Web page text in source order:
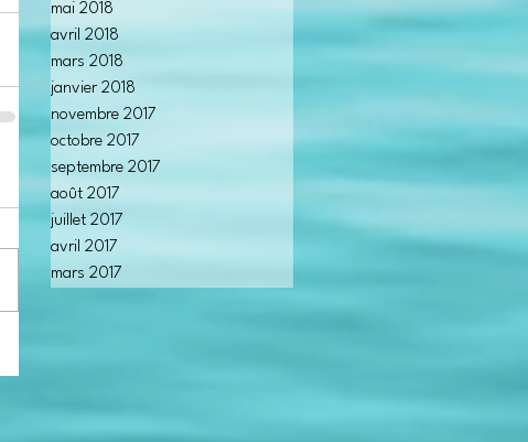
mai 2018
avril 2018
mars 2018
janvier 2018
novembre 2017
octobre 2017
septembre 2017
août 2017
juillet 2017
avril 2017
mars 2017